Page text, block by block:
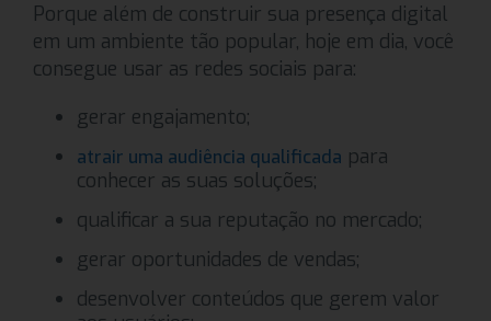
Porque além de construir sua presença digital
em um ambiente tão popular, hoje em dia, você
consegue usar as redes sociais para:
gerar engajamento;
atrair uma audiência qualificada para
conhecer as suas soluções;
qualificar a sua reputação no mercado;
gerar oportunidades de vendas;
desenvolver conteúdos que gerem valor